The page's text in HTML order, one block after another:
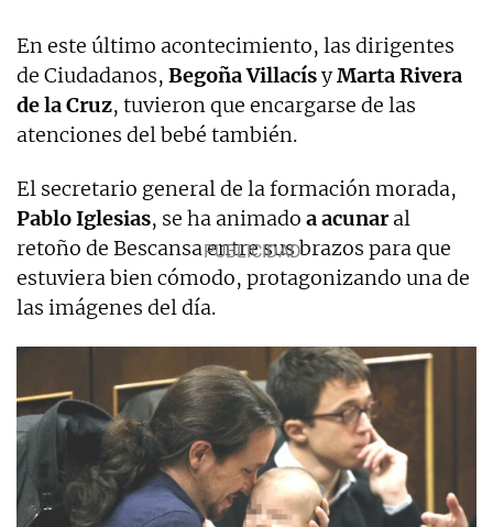
En este último acontecimiento, las dirigentes
de Ciudadanos, Begoña VillacísyMarta Rivera
de la Cruz, tuvieron que encargarse de las
atenciones del bebé también.
El secretario general de la formación morada,
Pablo Iglesias, se ha animado a acunaral
retoño de Bescansa entre sus brazos para que
estuviera bien cómodo, protagonizando una de
las imágenes del día.